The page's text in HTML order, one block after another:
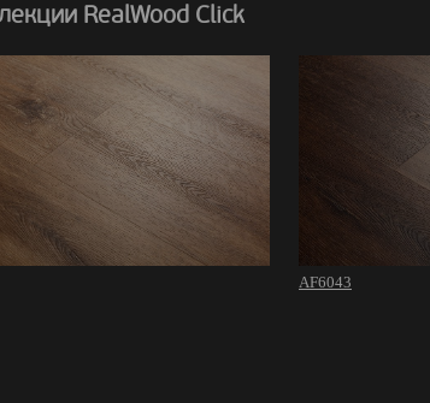
RealWood Click
AF6043